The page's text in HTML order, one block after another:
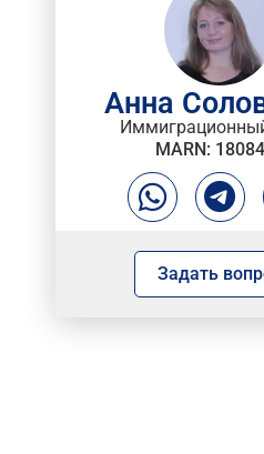
Анна
MARN:
Задать